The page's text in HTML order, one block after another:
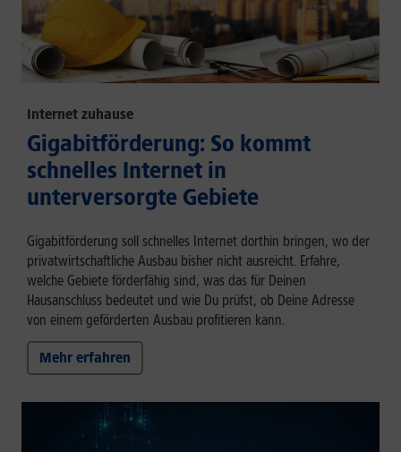
Internet zuhause
Gigabitförderung: So kommt
schnelles Internet in
unterversorgte Gebiete
Gigabitförderung soll schnelles Internet dorthin bringen, wo der
privatwirtschaftliche Ausbau bisher nicht ausreicht. Erfahre,
welche Gebiete förderfähig sind, was das für Deinen
Hausanschluss bedeutet und wie Du prüfst, ob Deine Adresse
von einem geförderten Ausbau profitieren kann.
Mehr erfahren